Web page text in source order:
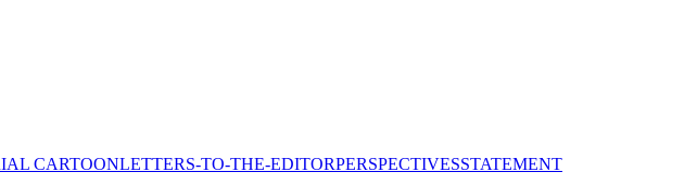
CARTOONLETTERS-TO-THE-EDITORPERSPECTIVESSTATEMENT